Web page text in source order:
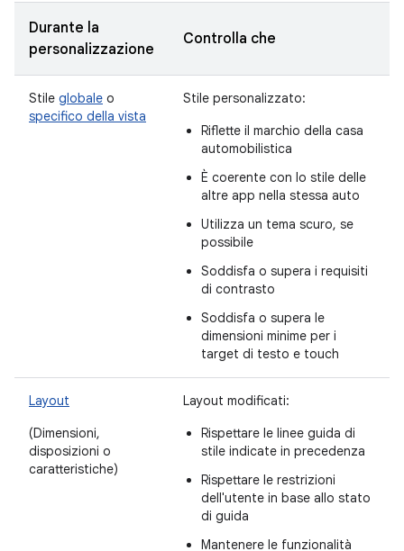
Durante la
personalizzazione
Controlla che
Stile globale o
specifico della vista
Stile personalizzato:
Riflette il marchio della casa
automobilistica
È coerente con lo stile delle
altre app nella stessa auto
Utilizza un tema scuro, se
possibile
Soddisfa o supera i requisiti
di contrasto
Soddisfa o supera le
dimensioni minime per i
target di testo e touch
Layout
(Dimensioni,
disposizioni o
caratteristiche)
Layout modificati:
Rispettare le linee guida di
stile indicate in precedenza
Rispettare le restrizioni
dell'utente in base allo stato
di guida
Mantenere le funzionalità